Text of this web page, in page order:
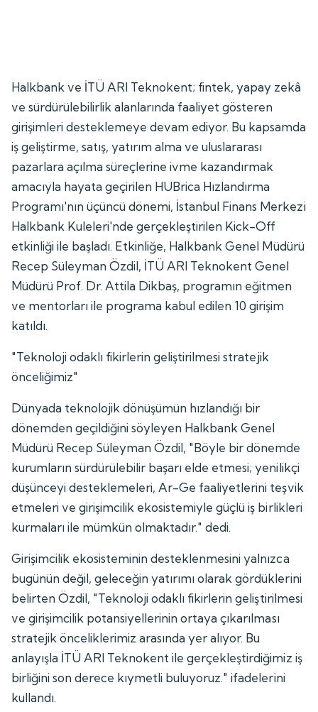
Halkbank ve İTÜ ARI Teknokent; fintek, yapay zekâ
ve sürdürülebilirlik alanlarında faaliyet gösteren
girişimleri desteklemeye devam ediyor. Bu kapsamda
iş geliştirme, satış, yatırım alma ve uluslararası
pazarlara açılma süreçlerine ivme kazandırmak
amacıyla hayata geçirilen HUBrica Hızlandırma
Programı'nın üçüncü dönemi, İstanbul Finans Merkezi
Halkbank Kuleleri'nde gerçekleştirilen Kick-Off
etkinliği ile başladı. Etkinliğe, Halkbank Genel Müdürü
Recep Süleyman Özdil, İTÜ ARI Teknokent Genel
Müdürü Prof. Dr. Attila Dikbaş, programın eğitmen
ve mentorları ile programa kabul edilen 10 girişim
katıldı.
"Teknoloji odaklı fikirlerin geliştirilmesi stratejik
önceliğimiz"
Dünyada teknolojik dönüşümün hızlandığı bir
dönemden geçildiğini söyleyen Halkbank Genel
Müdürü Recep Süleyman Özdil, "Böyle bir dönemde
kurumların sürdürülebilir başarı elde etmesi; yenilikçi
düşünceyi desteklemeleri, Ar-Ge faaliyetlerini teşvik
etmeleri ve girişimcilik ekosistemiyle güçlü iş birlikleri
kurmaları ile mümkün olmaktadır." dedi.
Girişimcilik ekosisteminin desteklenmesini yalnızca
bugünün değil, geleceğin yatırımı olarak gördüklerini
belirten Özdil, "Teknoloji odaklı fikirlerin geliştirilmesi
ve girişimcilik potansiyellerinin ortaya çıkarılması
stratejik önceliklerimiz arasında yer alıyor. Bu
anlayışla İTÜ ARI Teknokent ile gerçekleştirdiğimiz iş
birliğini son derece kıymetli buluyoruz." ifadelerini
kullandı.